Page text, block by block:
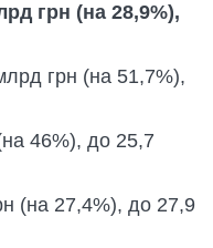
грн (на 28,9%),
грн (на 51,7%),
46%), до 25,7
(на 27,4%), до 27,9